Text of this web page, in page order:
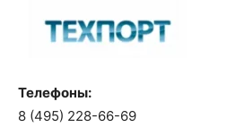
Телефоны:
8 (495) 228-66-69